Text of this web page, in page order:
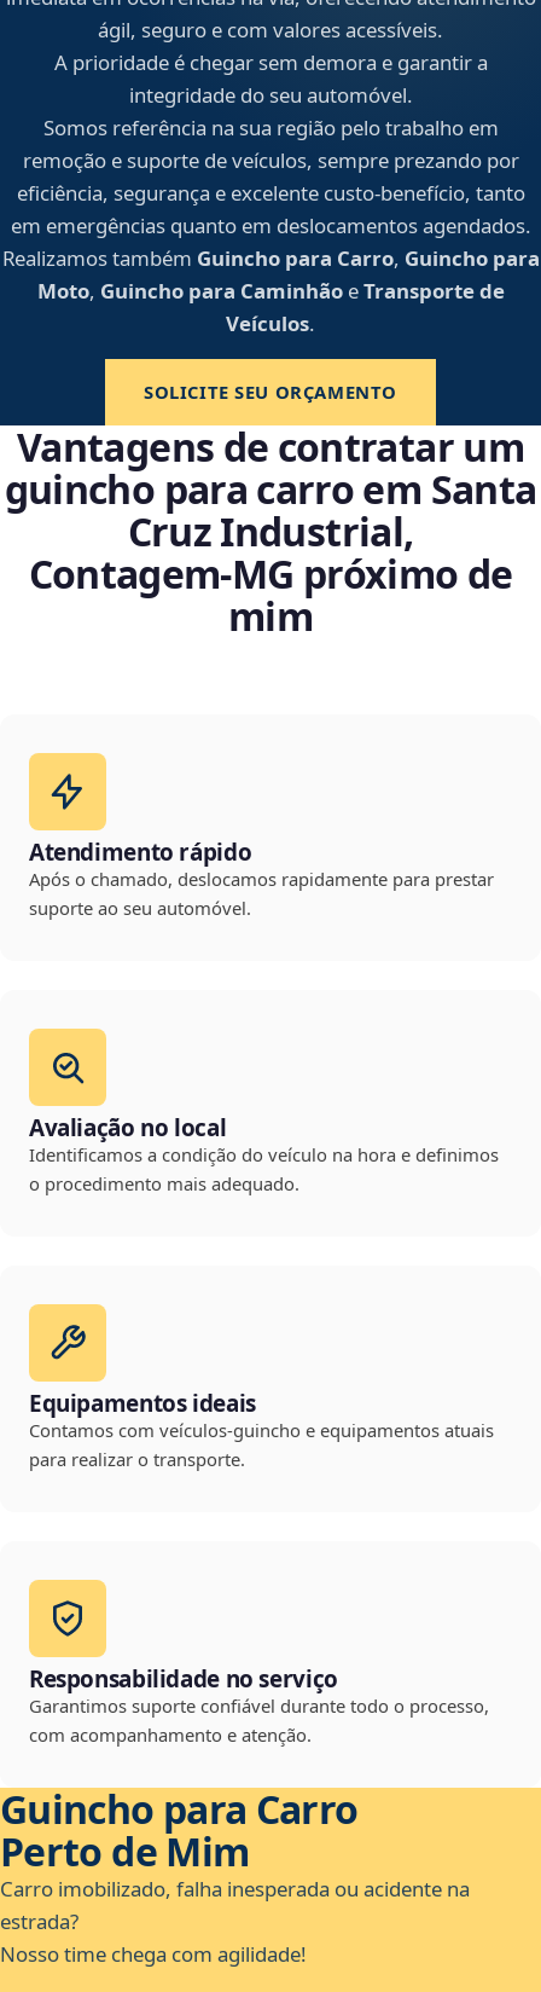
ágil, seguro e com valores acessíveis.
A prioridade é chegar sem demora e garantir a
integridade do seu automóvel.
Somos referência na sua região pelo trabalho em
remoção e suporte de veículos, sempre prezando por
eficiência, segurança e excelente custo-benefício, tanto
em emergências quanto em deslocamentos agendados.
Realizamos também Guincho para Carro, Guincho para
Moto, Guincho para CaminhãoeTransporte de
Veículos.
SOLICITE SEU ORÇAMENTO
Vantagens de contratar um
guincho para carro em Santa
Cruz Industrial,
Contagem‑MG próximo de
mim
Atendimento rápido
Após o chamado, deslocamos rapidamente para prestar
suporte ao seu automóvel.
Avaliação no local
Identificamos a condição do veículo na hora e definimos
o procedimento mais adequado.
Equipamentos ideais
Contamos com veículos-guincho e equipamentos atuais
para realizar o transporte.
Responsabilidade no serviço
Garantimos suporte confiável durante todo o processo,
com acompanhamento e atenção.
Guincho para Carro
Perto de Mim
Carro imobilizado, falha inesperada ou acidente na
estrada?
Nosso time chega com agilidade!